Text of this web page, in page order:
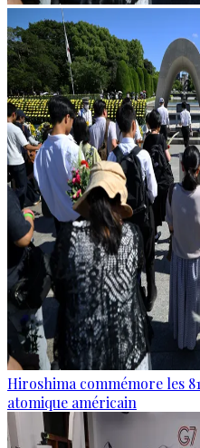
Hiroshima commémore les
atomique américain